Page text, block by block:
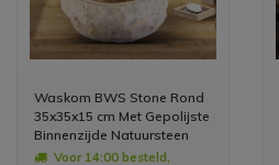
Waskom BWS Stone Rond
35x35x15 cm Met Gepolijste
Binnenzijde Natuursteen
CremeVoor 14:00 besteld,